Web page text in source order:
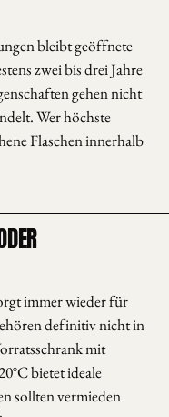
bleibt geöffnete
zwei bis drei Jahre
gehen nicht
Wer höchste
Flaschen innerhalb
immer wieder für
definitiv nicht in
mit
bietet ideale
sollten vermieden